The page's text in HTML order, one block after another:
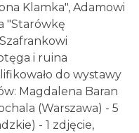
Klamka", Adamowi
"Starówkę
i ruina
do wystawy
Magdalena Baran
(Warszawa) - 5
- 1 zdjęcie,